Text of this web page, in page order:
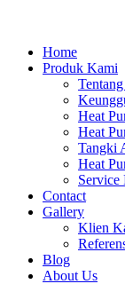
Home
Produk Kami
Heat
Heat
Tangki
Heat
Service
Contact
Gallery
Klien
Blog
About Us